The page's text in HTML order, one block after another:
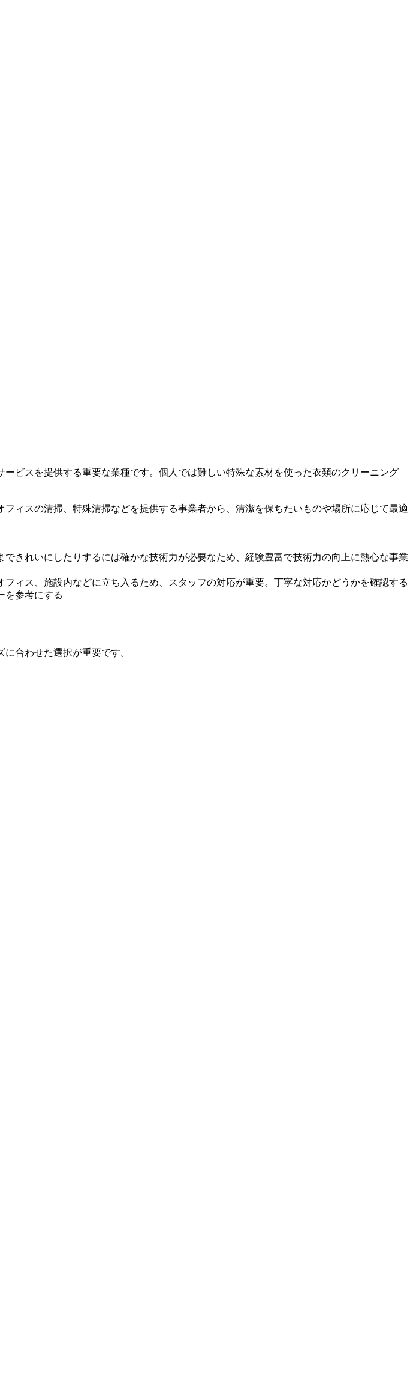
ビスを提供する重要な業種です。個人では難しい特殊な素材を使った衣類のクリーニング
ィスの清掃、特殊清掃などを提供する事業者から、清潔を保ちたいものや場所に応じて最適
きれいにしたりするには確かな技術力が必要なため、経験豊富で技術力の向上に熱心な事業
ィス、施設内などに立ち入るため、スタッフの対応が重要。丁寧な対応かどうかを確認する
を参考にする
合わせた選択が重要です。